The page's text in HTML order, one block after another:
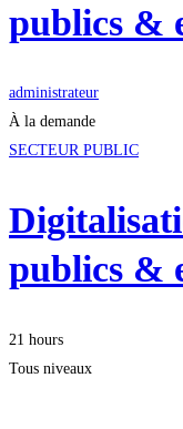
publics &
administrateur
À la demande
SECTEUR PUBLIC
publics &
21 hours
Tous niveaux